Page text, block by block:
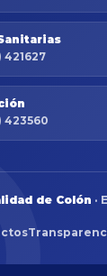
421627
423560
de Colón ·